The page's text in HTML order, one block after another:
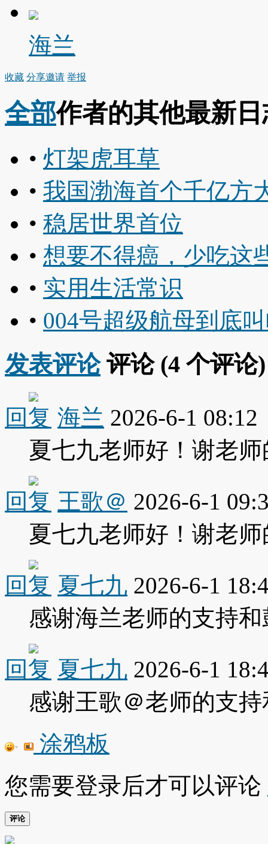
海兰
收藏 分享邀请 举报
全部作者的其他最新日
• 灯架虎耳草
• 我国渤海首个千亿方
• 稳居世界首位
• 想要不得癌，少吃这
• 实用生活常识
• 004号超级航母到底
发表评论评论 (4 个评论)
回复 海兰 2026-6-1 08:12
夏七九老师好！谢老
回复 王歌＠ 2026-6-1
夏七九老师好！谢老
回复 夏七九 2026-6-1
感谢海兰老师的支持
回复 夏七九 2026-6-1
感谢王歌＠老师的支
涂鸦板
您需要登录后才可以评论
评论